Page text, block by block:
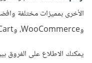
وWooCommerce، وOpenCart.
يمكنك الاطلاع على الفروق